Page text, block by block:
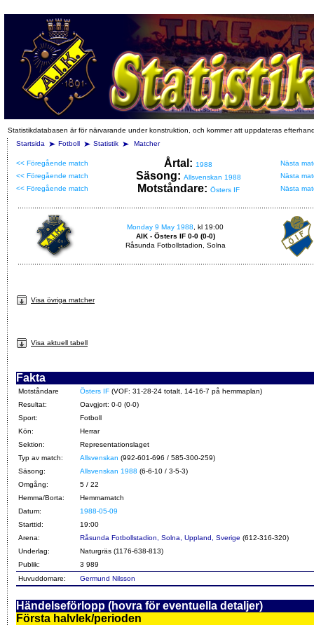
Statistikdatabasen är för närvarande under konstruktion, och kommer att uppdateras
Startsida
Fotboll Statistik Matcher
<< Föregående match Årtal: 1988
Nästa
<< Föregående match
Säsong: Allsvenskan 1988
Nästa
<< Föregående match
Motståndare: Östers IF Nästa
Monday 9 May 1988 , kl 19:00
AIK - Östers IF 0-0 (0-0)
Råsunda Fotbollstadion, Solna
Visa övriga matcher
Visa aktuell tabell
Fakta
Motståndare Östers IF (VOF: 31-28-24 totalt, 14-16-7 på hemmaplan)
Resultat:
Oavgjort: 0-0 (0-0)
Sport:
Fotboll
Kön:
Herrar
Sektion:
Representationslaget
Typ av match:
Allsvenskan (992-601-696 / 585-300-259)
Säsong:
Allsvenskan 1988 (6-6-10 / 3-5-3)
Omgång:
5 / 22
Hemma/Borta:
Hemmamatch
Datum:
1988-05-09
Starttid:
19:00
Arena:
Råsunda Fotbollstadion, Solna, Uppland, Sverige (612-316-320)
Underlag:
Naturgräs (1176-638-813)
Publik:
3 989
Huvuddomare:
Germund Nilsson
Händelseförlopp (hovra för eventuella detaljer)
Första halvlek/perioden